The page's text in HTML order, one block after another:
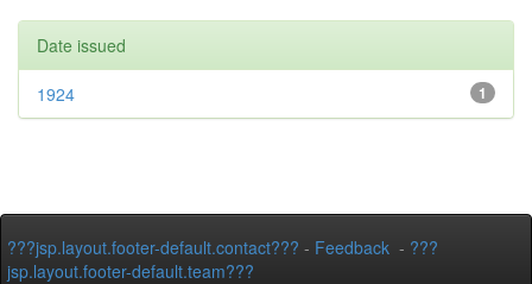
Date issued
1
1924
???jsp.layout.footer-default.contact??? - Feedback - ???
jsp.layout.footer-default.team???